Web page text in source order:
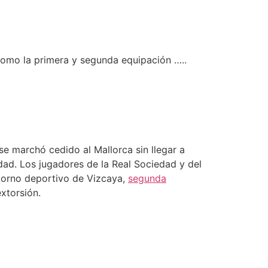
la primera y segunda equipación …..
marchó cedido al Mallorca sin llegar a
Los jugadores de la Real Sociedad y del
deportivo de Vizcaya, segunda